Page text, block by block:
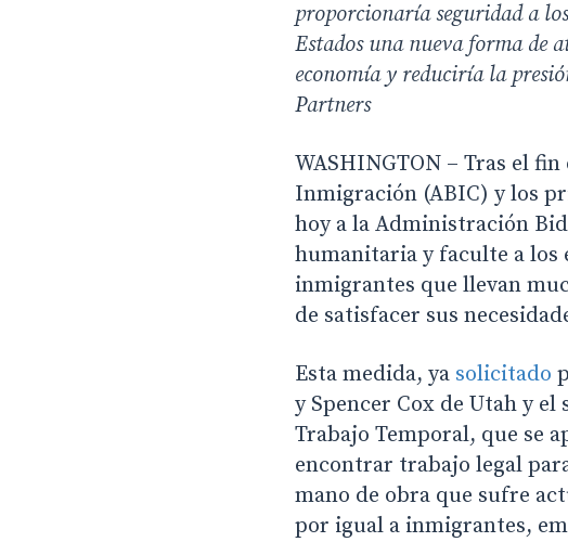
Hit enter to search or ESC to close
proporcionaría seguridad a
Estados una nueva forma de
economía y reduciría la
Partners
WASHINGTON – Tras el
Inmigración (ABIC) y los
hoy a la Administración
humanitaria y faculte a los
inmigrantes que llevan
de satisfacer sus
Esta medida, ya solicitado
y Spencer Cox de Utah y el
Trabajo Temporal, que se
encontrar trabajo legal
mano de obra que sufre
por igual a inmigrantes,